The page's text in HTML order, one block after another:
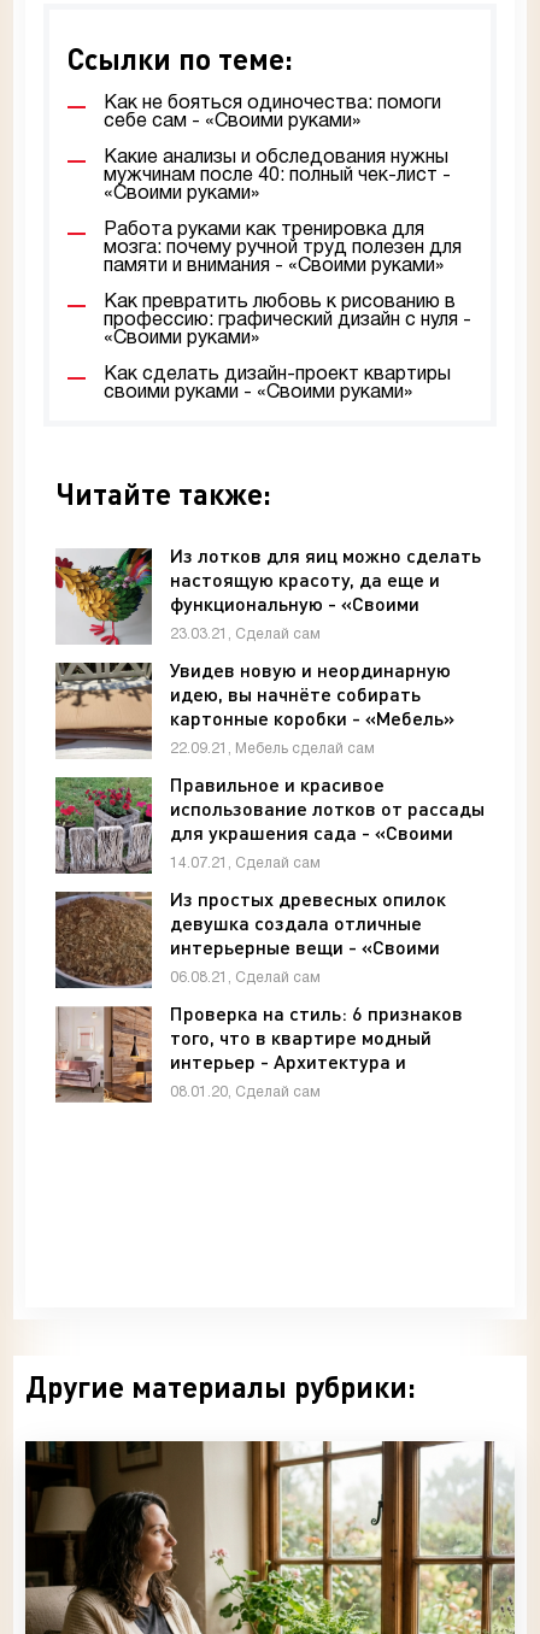
Ссылки по теме:
Как не бояться одиночества: помоги
себе сам - «Своими руками»
Какие анализы и обследования нужны
мужчинам после 40: полный чек-лист -
«Своими руками»
Работа руками как тренировка для
мозга: почему ручной труд полезен для
памяти и внимания - «Своими руками»
Как превратить любовь к рисованию в
профессию: графический дизайн с нуля -
«Своими руками»
Как сделать дизайн-проект квартиры
своими руками - «Своими руками»
Читайте также:
Из лотков для яиц можно сделать
настоящую красоту, да еще и
функциональную - «Своими
руками»
23.03.21, Сделай сам
Увидев новую и неординарную
идею, вы начнёте собирать
картонные коробки - «Мебель»
22.09.21, Мебель сделай сам
Правильное и красивое
использование лотков от рассады
для украшения сада - «Своими
руками»
14.07.21, Сделай сам
Из простых древесных опилок
девушка создала отличные
интерьерные вещи - «Своими
руками»
06.08.21, Сделай сам
Проверка на стиль: 6 признаков
того, что в квартире модный
интерьер - Архитектура и
интерьер
08.01.20, Сделай сам
Другие материалы рубрики: